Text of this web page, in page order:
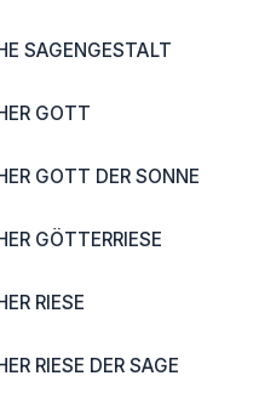
SAGENGESTALT
GOTT
GOTT DER SONNE
GÖTTERRIESE
RIESE
RIESE DER SAGE